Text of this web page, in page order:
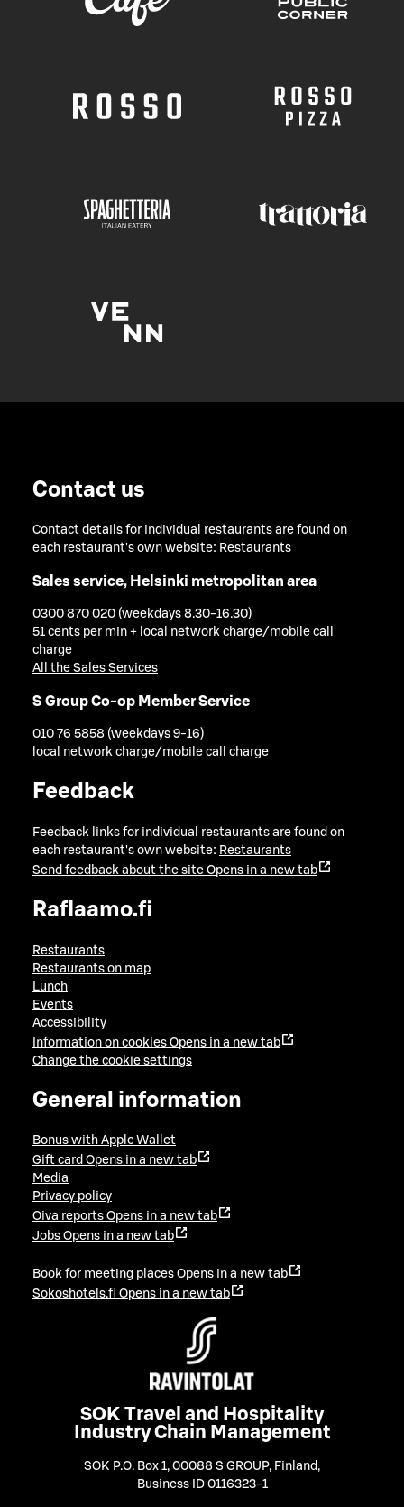
Contact us
Contact details for individual restaurants are found on
each restaurant's own website: Restaurants
Sales service, Helsinki metropolitan area
0300 870 020 (weekdays 8.30-16.30)
51 cents per min + local network charge/mobile call
charge
All the Sales Services
S Group Co-op Member Service
010 76 5858 (weekdays 9-16)
local network charge/mobile call charge
Feedback
Feedback links for individual restaurants are found on
each restaurant's own website: Restaurants
Send feedback about the site Opens in a new tab
Raflaamo.fi
Restaurants
Restaurants on map
Lunch
Events
Accessibility
Information on cookies Opens in a new tab
Change the cookie settings
General information
Bonus with Apple Wallet
Gift card Opens in a new tab
Media
Privacy policy
Oiva reports Opens in a new tab
Jobs Opens in a new tab
Book for meeting places Opens in a new tab
Sokoshotels.fi Opens in a new tab
SOK Travel and Hospitality
Industry Chain Management
SOK P.O. Box 1, 00088 S GROUP, Finland ,
Business ID 0116323-1